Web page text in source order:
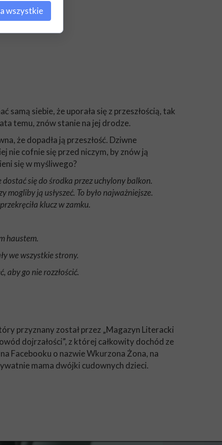
siebie, że uporała się z przeszłością, tak
temu, znów stanie na jej drodze.
że dopadła ją przeszłość. Dziwne
nie cofnie się przed niczym, by znów ją
się w myśliwego?
się do środka przez uchylony balkon.
ją usłyszeć. To było najważniejsze.
klucz w zamku.
haustem.
we wszystkie strony.
aby go nie rozzłościć.
przyznany został przez „Magazyn Literacki
dojrzałości”, z której całkowity dochód ze
Facebooku o nazwie Wkurzona Żona, na
mama dwójki cudownych dzieci.
wszystkie